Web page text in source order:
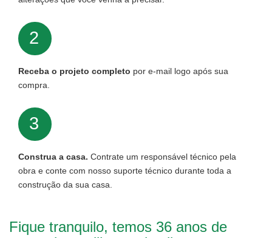
2
Receba o projeto completo por e-mail logo após sua
compra.
3
Construa a casa. Contrate um responsável técnico pela
obra e conte com nosso suporte técnico durante toda a
construção da sua casa.
Fique tranquilo, temos 36 anos de